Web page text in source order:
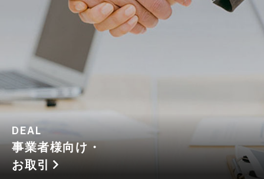
DEAL
事業者様向け・
お取引